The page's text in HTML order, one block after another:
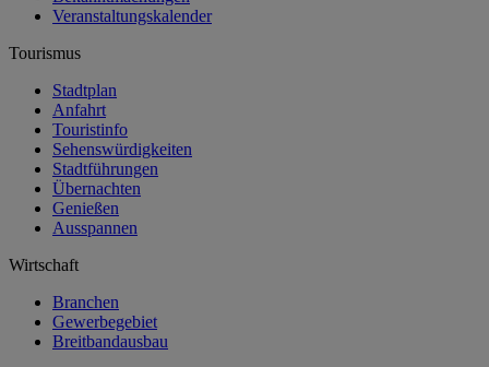
Veranstaltungskalender
Tourismus
Stadtplan
Anfahrt
Touristinfo
Sehenswürdigkeiten
Stadtführungen
Übernachten
Genießen
Ausspannen
Wirtschaft
Branchen
Gewerbegebiet
Breitbandausbau